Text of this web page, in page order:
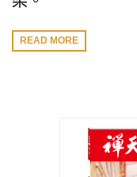
READ MORE